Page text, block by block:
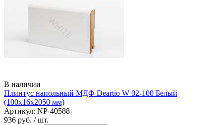
В наличии
Плинтус напольный МДФ Deartio W 02-100 Белый
(100х16х2050 мм)
Артикул: NP-40588
936 руб. / шт.